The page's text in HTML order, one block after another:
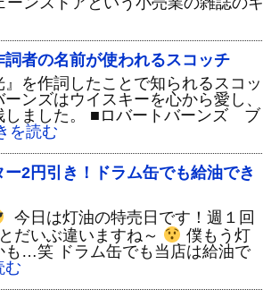
者の名前が使われるスコッチ
を作詞したことで知られるスコッ
ンズはウイスキーを心から愛し、
しました。 ■ロバートバーンズ ブ
読む
2円引き！ドラム缶でも給油でき
今日は灯油の特売日です！週１回
だいぶ違いますね～
僕もう灯
も…笑 ドラム缶でも当店は給油で